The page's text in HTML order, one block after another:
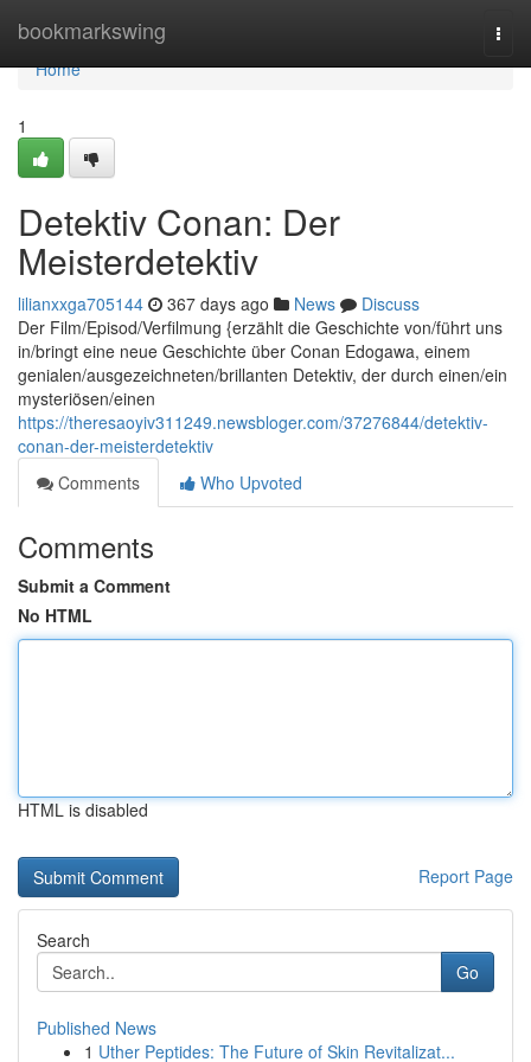
bookmarkswing
Home
Home
1
Detektiv Conan: Der
Meisterdetektiv
lilianxxga705144 367 days ago News
Discuss
Der Film/Episod/Verfilmung {erzählt die Geschichte von/führt uns
in/bringt eine neue Geschichte über Conan Edogawa, einem
genialen/ausgezeichneten/brillanten Detektiv, der durch einen/ein
mysteriösen/einen
https://theresaoyiv311249.newsbloger.com/37276844/detektiv-
conan-der-meisterdetektiv
Comments
Who Upvoted
Comments
Submit a Comment
No HTML
HTML is disabled
Report Page
Search
Go
Published News
1 Uther Peptides: The Future of Skin Revitalizat...